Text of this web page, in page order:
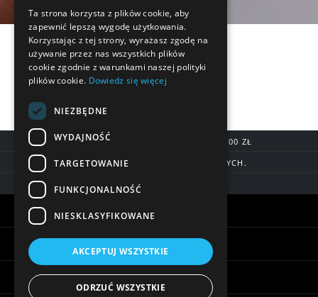
DARMOWA DOSTAWA OD 200,00 ZŁ
DOSTAWA DO 7 DNI ROBOCZYCH.
BLIK, SZYBKIE PRZELEWY
Informacje
Ta strona korzysta z plików cookie, aby
zapewnić lepszą wygodę użytkowania.
Korzystając z tej strony, wyrażasz zgodę na
używanie przez nas wszystkich plików
cookie zgodnie z warunkami naszej polityki
plików cookie. Dowiedz się więcej
NIEZBĘDNE
WYDAJNOŚĆ
TARGETOWANIE
FUNKCJONALNOŚĆ
NIESKLASYFIKOWANE
AKCEPTUJ WSZYSTKIE
ODRZUĆ WSZYSTKIE